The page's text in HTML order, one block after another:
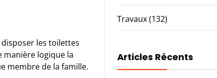
les toilettes
logique la
membre de la famille.
Travaux(132)
Articles Récents